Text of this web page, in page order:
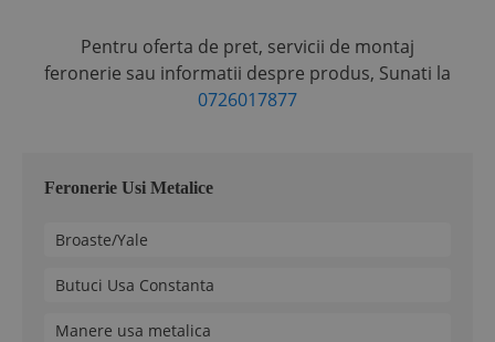
Feronerie Usi Metalice
Broaste/Yale
Butuci Usa Constanta
Manere usa metalica
Pentru oferta de pret, servicii de montaj
feronerie sau informatii despre produs, Sunati la
0726017877